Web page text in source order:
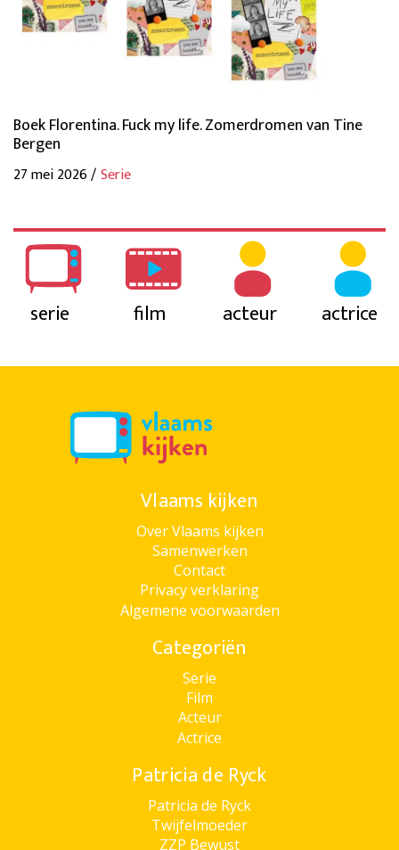
Boek Florentina. Fuck my life. Zomerdromen van Tine
Bergen
27 mei 2026 /Serie
serie film acteur actrice
Vlaams kijken
Over Vlaams kijken
Samenwerken
Contact
Privacy verklaring
Algemene voorwaarden
Categoriën
Serie
Film
Acteur
Actrice
Patricia de Ryck
Patricia de Ryck
Twijfelmoeder
ZZP Bewust